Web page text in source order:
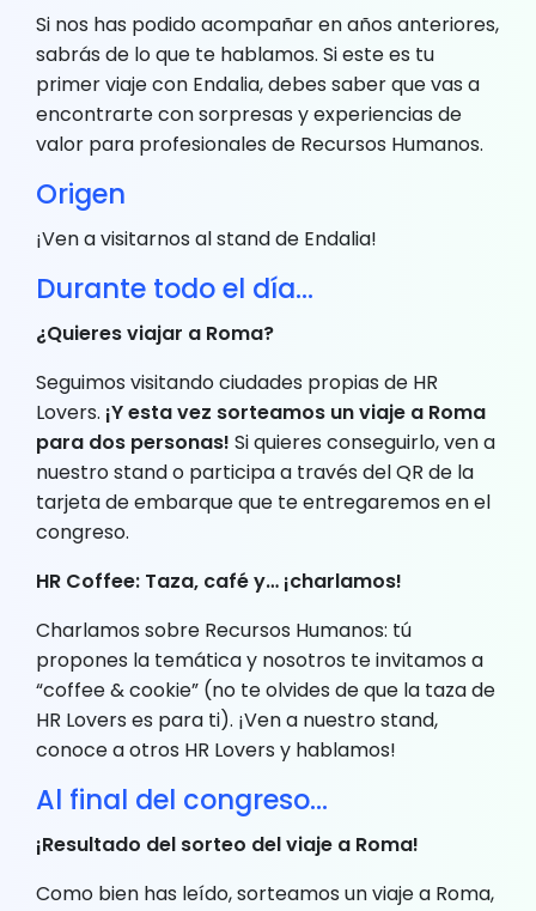
Si nos has podido acompañar en años anteriores,
sabrás de lo que te hablamos. Si este es tu
primer viaje con Endalia, debes saber que vas a
encontrarte con sorpresas y experiencias de
valor para profesionales de Recursos Humanos.
Origen
¡Ven a visitarnos al stand de Endalia!
Durante todo el día…
¿Quieres viajar a Roma?
Seguimos visitando ciudades propias de HR
Lovers. ¡Y esta vez sorteamos un viaje a Roma
para dos personas! Si quieres conseguirlo, ven a
nuestro stand o participa a través del QR de la
tarjeta de embarque que te entregaremos en el
congreso.
HR Coffee: Taza, café y… ¡charlamos!
Charlamos sobre Recursos Humanos: tú
propones la temática y nosotros te invitamos a
“coffee & cookie” (no te olvides de que la taza de
HR Lovers es para ti). ¡Ven a nuestro stand,
conoce a otros HR Lovers y hablamos!
Al final del congreso…
¡Resultado del sorteo del viaje a Roma!
Como bien has leído, sorteamos un viaje a Roma,